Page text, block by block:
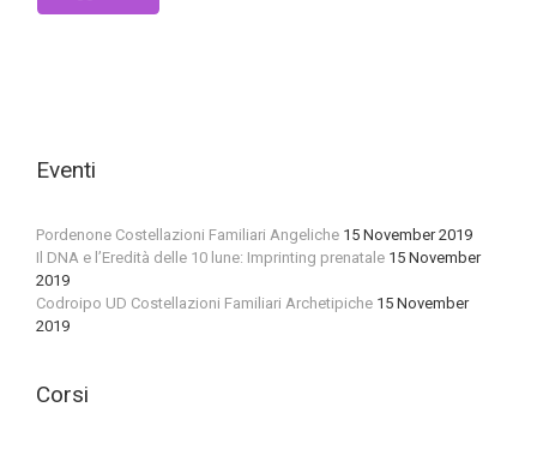
Eventi
Pordenone Costellazioni Familiari Angeliche 15 November 2019
Il DNA e l’Eredità delle 10 lune: Imprinting prenatale 15 November
2019
Codroipo UD Costellazioni Familiari Archetipiche 15 November
2019
Corsi